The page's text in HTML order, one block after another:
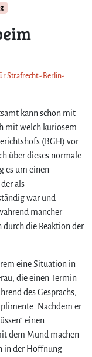
Strafrecht - Berlin-
kann schon mit
mit welch kuriosem
(BGH) vor
über dieses normale
es um einen
als
war und
mancher
durch die Reaktion der
eine Situation in
die einen Termin
des Gesprächs,
Nachdem er
einen
dem Mund machen
in der Hoffnung